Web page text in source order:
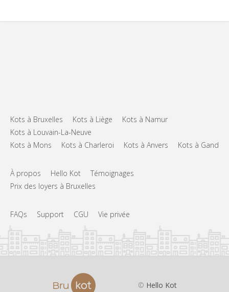
Kots à Bruxelles Kots à Liège
Kots à Namur
Kots à Louvain-La-Neuve
Kots à Mons
Kots à Charleroi Kots à Anvers Kots à Gand
À propos Hello Kot
Témoignages
Prix des loyers à Bruxelles
FAQs Support CGU Vie privée
© Hello Kot